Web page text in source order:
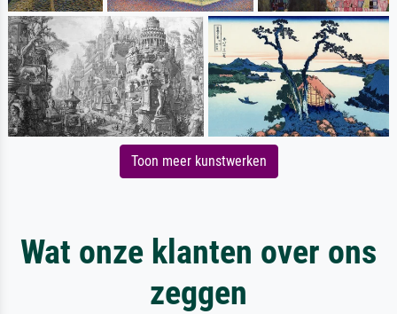
Toon meer kunstwerken
Wat onze klanten over ons
zeggen